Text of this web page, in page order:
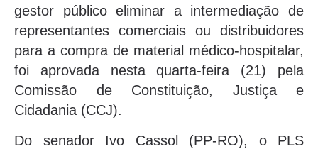
gestor público eliminar a intermediação de
representantes comerciais ou distribuidores
para a compra de material médico-hospitalar,
foi aprovada nesta quarta-feira (21) pela
Comissão de Constituição, Justiça e
Cidadania (CCJ).
Do senador Ivo Cassol (PP-RO), o PLS